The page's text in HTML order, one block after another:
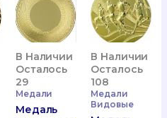
В Наличии
Осталось
29
Медали
Медаль
В Наличии
Осталось
108
Медали
Видовые